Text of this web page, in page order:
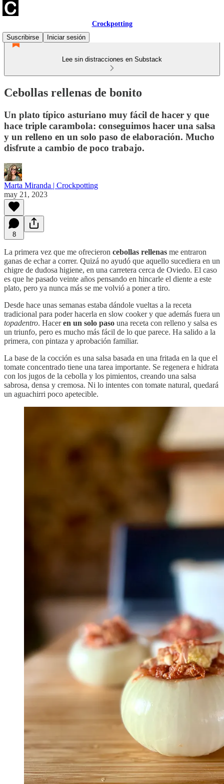
Crockpotting
Suscribirse
Iniciar sesión
Lee sin distracciones en Substack
Cebollas rellenas de bonito
Un plato típico asturiano muy fácil de hacer y que
hace triple carambola: conseguimos hacer una salsa
y un relleno en un solo paso de elaboración. Mucho
disfrute a cambio de poco trabajo.
Marta Miranda | Crockpotting
may 21, 2023
8
La primera vez que me ofrecieron cebollas rellenas me entraron
ganas de echar a correr. Quizá no ayudó que aquello sucediera en un
chigre de dudosa higiene, en una carretera cerca de Oviedo. El caso
es que he pasado veinte años pensando en hincarle el diente a este
plato, pero ya nunca más se me volvió a poner a tiro.
Desde hace unas semanas estaba dándole vueltas a la receta
tradicional para poder hacerla en slow cooker y que además fuera un
topadentro. Haceren un solo paso una receta con relleno y salsa es
un triunfo, pero es mucho más fácil de lo que parece. Ha salido a la
primera, con pintaza y aprobación familiar.
La base de la cocción es una salsa basada en una fritada en la que el
tomate concentrado tiene una tarea importante. Se regenera e hidrata
con los jugos de la cebolla y los pimientos, creando una salsa
sabrosa, densa y cremosa. Ni lo intentes con tomate natural, quedará
un aguachirri poco apetecible.